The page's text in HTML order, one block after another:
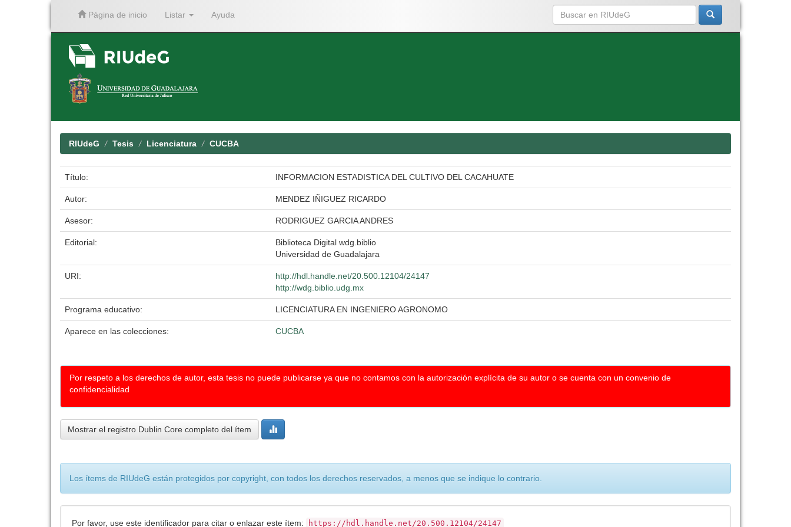
Página de inicio Listar Ayuda
RIUdeG Tesis Licenciatura CUCBA
Título: INFORMACION ESTADISTICA DEL CULTIVO DEL CACAHUATE
Autor: MENDEZ IÑIGUEZ RICARDO
Asesor: RODRIGUEZ GARCIA ANDRES
Editorial:
Biblioteca Digital wdg.biblio
Universidad de Guadalajara
URI:
http://hdl.handle.net/20.500.12104/24147
http://wdg.biblio.udg.mx
Programa educativo: LICENCIATURA EN INGENIERO AGRONOMO
Aparece en las colecciones: CUCBA
Por respeto a los derechos de autor, esta tesis no puede publicarse ya que no contamos con la autorización explícita de su autor o se cuenta con un convenio de
confidencialidad
Mostrar el registro Dublin Core completo del ítem
Los ítems de RIUdeG están protegidos por copyright, con todos los derechos reservados, a menos que se indique lo contrario.
Por favor, use este identificador para citar o enlazar este ítem: https://hdl.handle.net/20.500.12104/24147